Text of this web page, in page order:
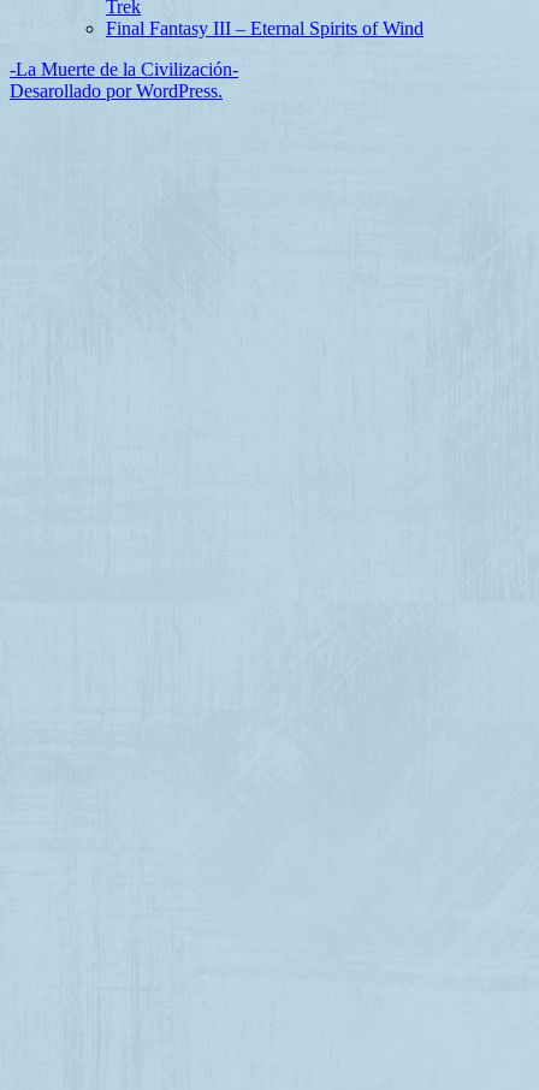
Trek
Final Fantasy III – Eternal Spirits of Wind
-La Muerte de la Civilización-
Desarollado por WordPress.